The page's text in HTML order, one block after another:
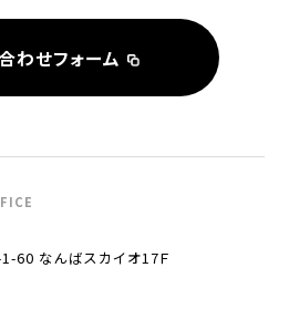
わせフォーム
60 なんばスカイオ17Ｆ